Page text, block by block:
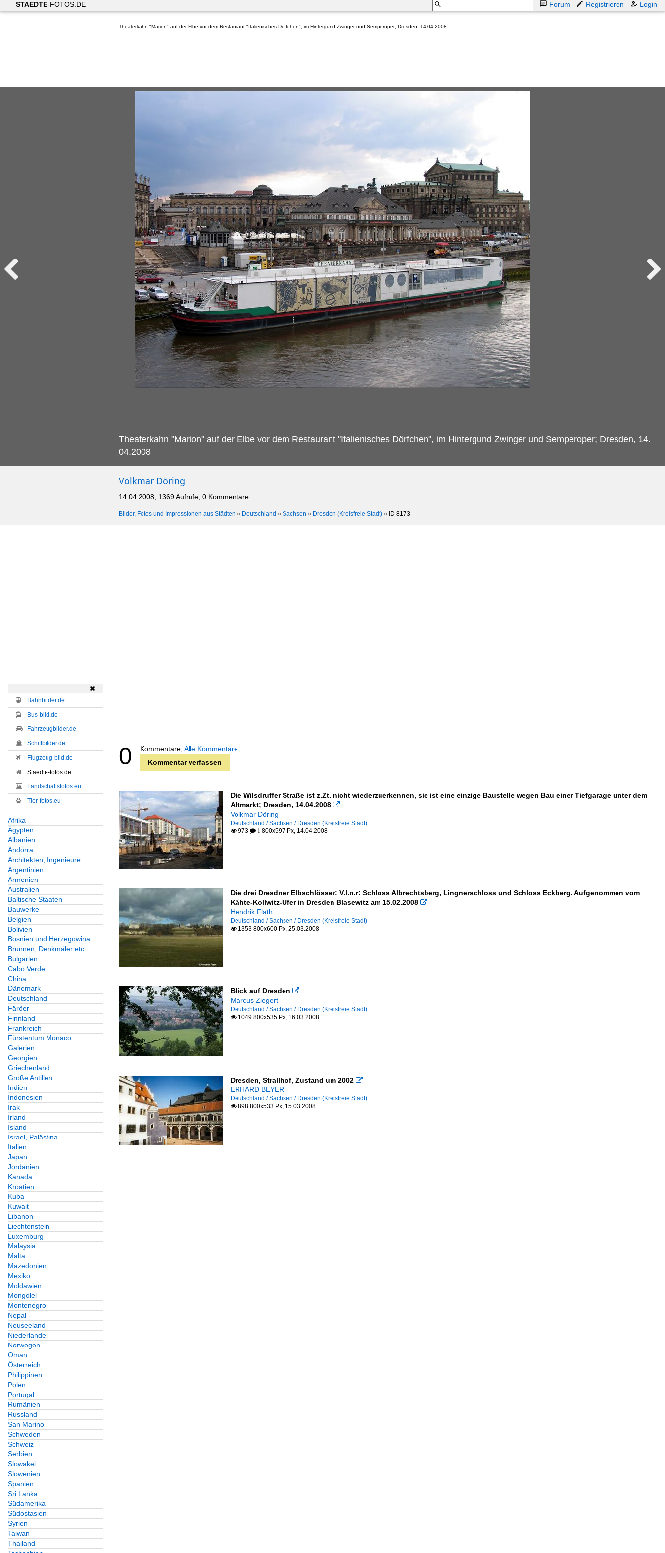
STAEDTE-FOTOS.DE Forum Registrieren Login
Theaterkahn "Marion" auf der Elbe vor dem Restaurant "Italienisches Dörfchen", im Hintergund Zwinger und Semperoper; Dresden, 14.04.2008
Theaterkahn "Marion" auf der Elbe vor dem Restaurant "Italienisches Dörfchen", im Hintergund Zwinger und Semperoper; Dresden, 14.
04.2008
Volkmar Döring
14.04.2008, 1369 Aufrufe, 0 Kommentare
Bilder, Fotos und Impressionen aus Städten » Deutschland » Sachsen » Dresden (Kreisfreie Stadt) » ID 8173

Bahnbilder.de
Bus-bild.de
Fahrzeugbilder.de
Schiffbilder.de
Flugzeug-bild.de
Staedte-fotos.de
Landschaftsfotos.eu
Tier-fotos.eu
Afrika
Ägypten
Albanien
Andorra
Architekten, Ingenieure
Argentinien
Armenien
Australien
Baltische Staaten
Bauwerke
Belgien
Bolivien
Bosnien und Herzegowina
Brunnen, Denkmäler etc.
Bulgarien
Cabo Verde
China
Dänemark
Deutschland
Färöer
Finnland
Frankreich
Fürstentum Monaco
Galerien
Georgien
Griechenland
Große Antillen
Indien
Indonesien
Irak
Irland
Island
Israel, Palästina
Italien
Japan
Jordanien
Kanada
Kroatien
Kuba
Kuwait
Libanon
Liechtenstein
Luxemburg
Malaysia
Malta
Mazedonien
Mexiko
Moldawien
Mongolei
Montenegro
Nepal
Neuseeland
Niederlande
Norwegen
Oman
Österreich
Philippinen
Polen
Portugal
Rumänien
Russland
San Marino
Schweden
Schweiz
Serbien
Slowakei
Slowenien
Spanien
Sri Lanka
Südamerika
Südostasien
Syrien
Taiwan
Thailand
0 Kommentare, Alle Kommentare
Kommentar verfassen
Die Wilsdruffer Straße ist z.Zt. nicht wiederzuerkennen, sie ist eine einzige Baustelle wegen Bau einer Tiefgarage unter dem
Altmarkt; Dresden, 14.04.2008 
Volkmar Döring
Deutschland / Sachsen / Dresden (Kreisfreie Stadt)
973  1 800x597 Px, 14.04.2008
Die drei Dresdner Elbschlösser: V.l.n.r: Schloss Albrechtsberg, Lingnerschloss und Schloss Eckberg. Aufgenommen vom
Kähte-Kollwitz-Ufer in Dresden Blasewitz am 15.02.2008 
Hendrik Flath
Deutschland / Sachsen / Dresden (Kreisfreie Stadt)
1353 800x600 Px, 25.03.2008
Blick auf Dresden 
Marcus Ziegert
Deutschland / Sachsen / Dresden (Kreisfreie Stadt)
1049 800x535 Px, 16.03.2008
Dresden, Strallhof, Zustand um 2002 
ERHARD BEYER
Deutschland / Sachsen / Dresden (Kreisfreie Stadt)
898 800x533 Px, 15.03.2008